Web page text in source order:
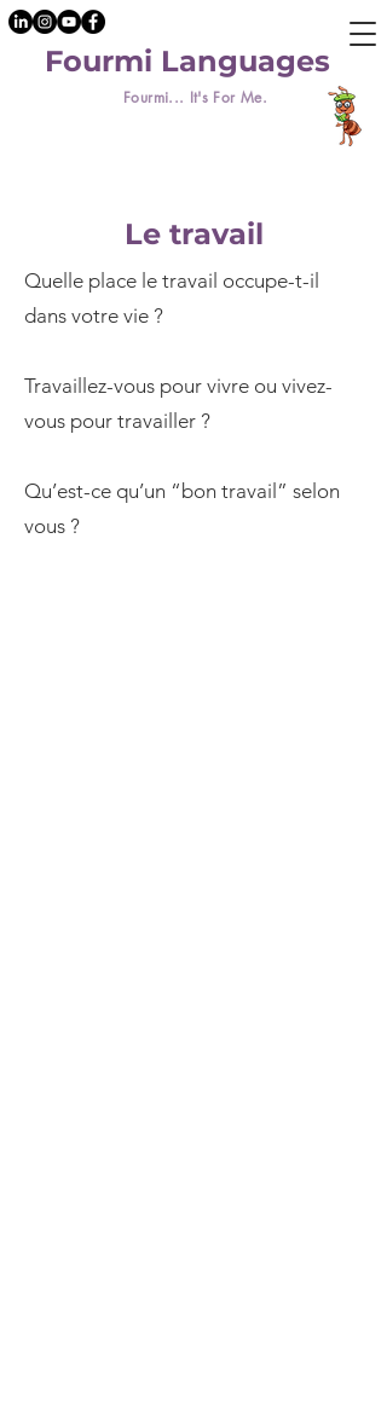
Fourmi... It's For Me.
Fourmi Languages
Le travail
Quelle place le travail occupe-t-il
dans votre vie ?
Travaillez-vous pour vivre ou vivez-
vous pour travailler ?
Qu’est-ce qu’un “bon travail” selon
vous ?